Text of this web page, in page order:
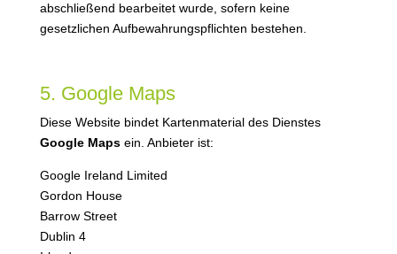
abschließend bearbeitet wurde, sofern keine
gesetzlichen Aufbewahrungspflichten bestehen.
5. Google Maps
Diese Website bindet Kartenmaterial des Dienstes
Google Mapsein. Anbieter ist:
Google Ireland Limited
Gordon House
Barrow Street
Dublin 4